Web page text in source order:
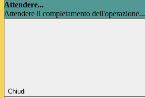
Attendere...
Attendere il completamento dell'operazione...
Chiudi